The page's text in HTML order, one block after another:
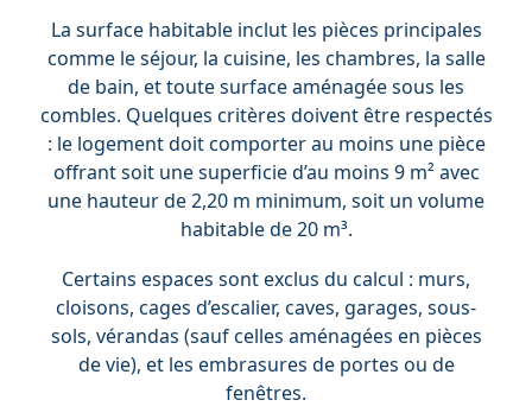
La surface habitable inclut les pièces principales
comme le séjour, la cuisine, les chambres, la salle
de bain, et toute surface aménagée sous les
combles. Quelques critères doivent être respectés
: le logement doit comporter au moins une pièce
offrant soit une superficie d’au moins 9 m² avec
une hauteur de 2,20 m minimum, soit un volume
habitable de 20 m³.
Certains espaces sont exclus du calcul : murs,
cloisons, cages d’escalier, caves, garages, sous-
sols, vérandas (sauf celles aménagées en pièces
de vie), et les embrasures de portes ou de
fenêtres.